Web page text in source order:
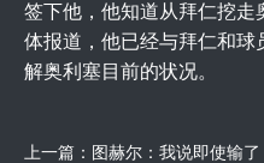
签下他，他知道从拜仁挖
体报道，他已经与拜仁和球
解奥利塞目前的状况。
上一篇： 图赫尔：我说即使输